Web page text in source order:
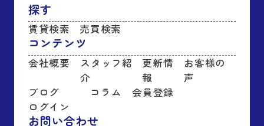
探す
賃貸検索 売買検索
コンテンツ
会社概要
スタッフ紹
介
更新情
報
お客様の
声
ブログ
コラム
会員登録
ログイン
お問い合わせ